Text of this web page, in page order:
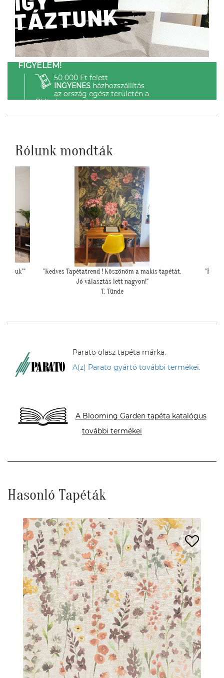
FIGYELEM!
50 000 Ft felett
INGYENESházhozszállítás
az ország egész területén a
GLS-el.
Rólunk mondták
tapétát.
"Felkerültek a tapéták az eredmény magáért
beszél!:)"
H. Anita
Parato olasz tapéta márka.
A(z) Parato gyártó további termékei.
A Blooming Garden tapéta katalógus
további termékei
Hasonló Tapéták